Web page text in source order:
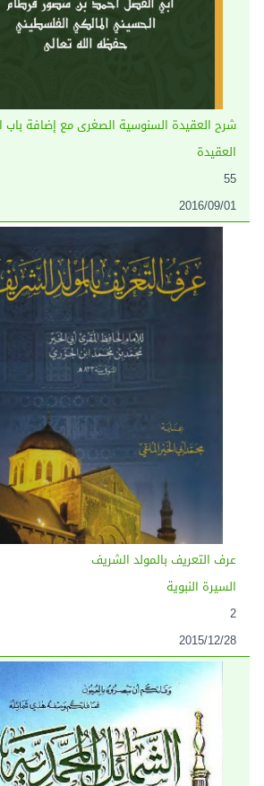
شرح العقيدة السنوسية الصغرى مع إضافة باب
العقيدة
55
2016/09/01
عرف التعريف بالمولد الشريف
السيرة النبوية
2
2015/12/28